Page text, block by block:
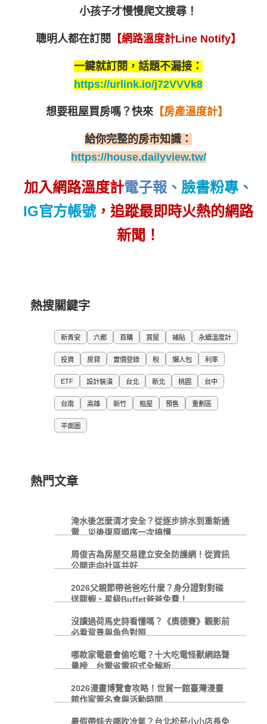
小孩子才慢慢爬文搜尋！
聰明人都在訂閱 【網路溫度計Line Notify】
一鍵就訂閱，話題不漏接：
https://urlink.io/j72VVVk8
想要租屋買房嗎？ 快來【房產溫度計】
給你完整的房市知識：
https://house.dailyview.tw/
加入網路溫度計電子報 、 臉書粉專 、
IG官方帳號，追蹤最即時火熱的網路
新聞！
熱搜關鍵字
新青安 六都 首購 賞屋 補貼 永續溫度計
投資 房貸 實價登錄 稅 懶人包 利率
ETF 設計裝潢 台北 新北 桃園 台中
台南 高雄 新竹 租屋 預售 重劃區
平面圖
熱門文章
淹水後怎麼清才安全？從逐步排水到重新通
電 災後復原順序一次搞懂
周俊吉為房屋交易建立安全防護網！從資訊
公開走向社區共好
2026父親節帶爸爸吃什麼？身分證對對碰
送龍蝦、星級Buffet爸爸免費！
沒讀過荷馬史詩看懂嗎？《奧德賽》觀影前
必看背景與角色對照
哪款家電最會偷吃電？十大吃電怪獸網路聲
量榜 台電省電招式全解析
2026漫畫博覽會攻略！世貿一館臺灣漫畫
館作家簽名會與活動時間
暑假帶娃去哪吹冷氣？台北松菸小小店長免